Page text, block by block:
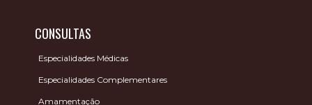
CONSULTAS
Especialidades Médicas
Especialidades Complementares
Amamentação